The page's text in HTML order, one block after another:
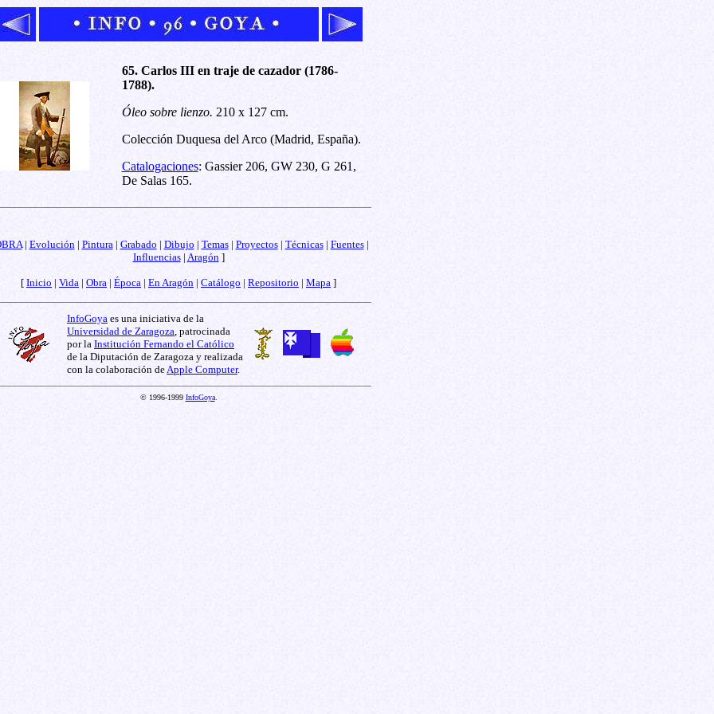
65. Carlos III en traje de cazador (1786-
1788).
Óleo sobre lienzo. 210 x 127 cm.
Colección Duquesa del Arco (Madrid, España).
Catalogaciones: Gassier 206, GW 230, G 261,
De Salas 165.
| Evolución| Pintura| Grabado | Dibujo | Temas| Proyectos| Técnicas| Fuentes|
Influencias| Aragón]
[ Inicio | Vida | Obra | Época | En Aragón | Catálogo | Repositorio | Mapa ]
InfoGoya es una iniciativa de la
Universidad de Zaragoza, patrocinada
por la Institución Fernando el Católico
de la Diputación de Zaragoza y realizada
con la colaboración deApple Computer.
© 1996-1999 InfoGoya.